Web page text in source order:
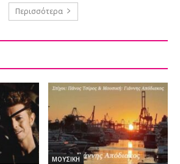
Περισσότερα
ΜΟΥΣΙΚΗ